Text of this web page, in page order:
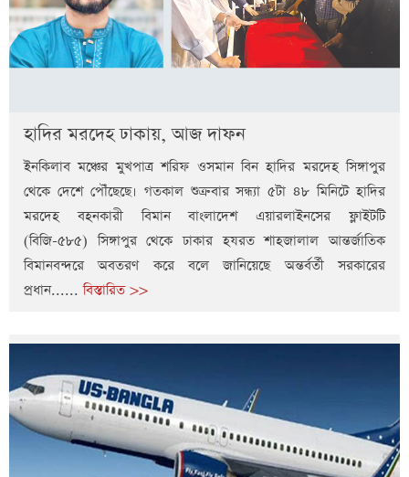
হাদির মরদেহ ঢাকায়, আজ দাফন
ইনকিলাব মঞ্চের মুখপাত্র শরিফ ওসমান বিন হাদির মরদেহ সিঙ্গাপুর
থেকে দেশে পৌঁছেছে। গতকাল শুক্রবার সন্ধ্যা ৫টা ৪৮ মিনিটে হাদির
মরদেহ বহনকারী বিমান বাংলাদেশ এয়ারলাইনসের ফ্লাইটটি
(বিজি-৫৮৫) সিঙ্গাপুর থেকে ঢাকার হযরত শাহজালাল আন্তর্জাতিক
বিমানবন্দরে অবতরণ করে বলে জানিয়েছে অন্তর্বর্তী সরকারের
প্রধান......বিস্তারিত >>